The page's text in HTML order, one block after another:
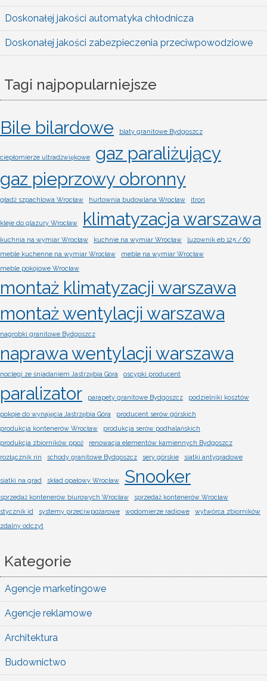
Doskonałej jakości automatyka chłodnicza
Doskonałej jakości zabezpieczenia przeciwpowodziowe
Tagi najpopularniejsze
Bile bilardowe blaty granitowe Bydgoszcz
ciepłomierze ultradźwiękowe
gaz paraliżujący
gaz pieprzowy obronny
gładź szpachlowa Wrocław hurtownia budowlana Wrocław itron
kleje do glazury Wrocław klimatyzacja warszawa
kuchnia na wymiar Wrocław kuchnie na wymiar Wrocław
luzownik eb 125 / 60
meble kuchenne na wymiar Wrocław
meble na wymiar Wrocław
meble pokojowe Wrocław
montaż klimatyzacji warszawa
montaż wentylacji warszawa
nagrobki granitowe Bydgoszcz
naprawa wentylacji warszawa
noclegi ze śniadaniem Jastrzębia Góra oscypki producent
paralizator parapety granitowe Bydgoszcz podzielniki kosztów
pokoje do wynajęcia Jastrzębia Góra
producent serów górskich
produkcja kontenerów Wrocław
produkcja serów podhalańskich
produkcja zbiorników ppoż
renowacja elementów kamiennych Bydgoszcz
rozłącznik rin
schody granitowe Bydgoszcz sery górskie siatki antygradowe
siatki na grad skład opałowy Wrocław Snooker
sprzedaż kontenerów biurowych Wrocław
sprzedaż kontenerów Wrocław
stycznik id
systemy przeciwpożarowe wodomierze radiowe
wytwórca zbiorników
zdalny odczyt
Kategorie
Agencje marketingowe
Agencje reklamowe
Architektura
Budownictwo